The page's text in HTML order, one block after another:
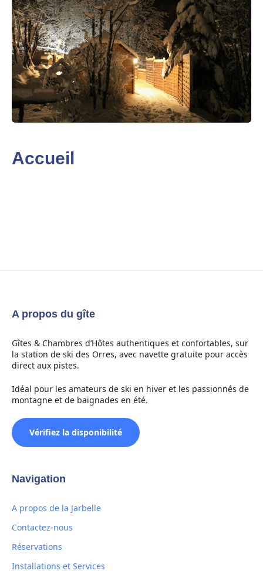
Accueil
A propos du gîte
Gîtes & Chambres d’Hôtes authentiques et confortables, sur
la station de ski des Orres, avec navette gratuite pour accès
direct aux pistes.
Idéal pour les amateurs de ski en hiver et les passionnés de
montagne et de baignades en été.
Vérifiez la disponibilité
Navigation
A propos de la Jarbelle
Contactez-nous
Réservations
Installations et Services